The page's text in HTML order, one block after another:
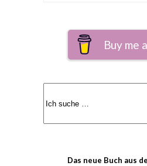
Buy me
Das neue Buch aus